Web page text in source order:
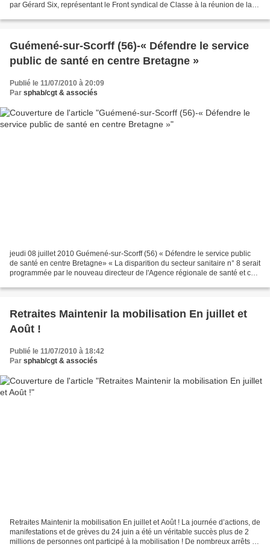
par Gérard Six, représentant le Front syndical de Classe à la réunion de la
Guémené-sur-Scorff (56)-« Défendre le service
public de santé en centre Bretagne »
Publié le 11/07/2010 à 20:09
Par sphab/cgt & associés
jeudi 08 juillet 2010 Guémené-sur-Scorff (56) « Défendre le service public
de santé en centre Bretagne» « La disparition du secteur sanitaire n° 8 serait
programmée par le nouveau directeur de l'Agence régionale de santé et ce
Retraites Maintenir la mobilisation En juillet et
Août !
Publié le 11/07/2010 à 18:42
Par sphab/cgt & associés
Retraites Maintenir la mobilisation En juillet et Août ! La journée d’actions, de
manifestations et de grèves du 24 juin a été un véritable succès plus de 2
millions de personnes ont participé à la mobilisation ! De nombreux arrêts de